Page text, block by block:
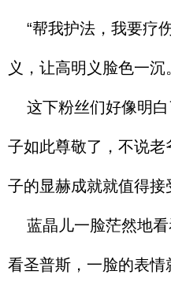
“帮我护法，我要疗
义，让高明义脸色一沉
这下粉丝们好像明白
子如此尊敬了，不说
子的显赫成就就值得接
蓝晶儿一脸茫然地看
看圣普斯，一脸的表情